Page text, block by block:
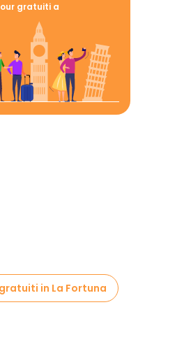
gratuiti a
in La Fortuna